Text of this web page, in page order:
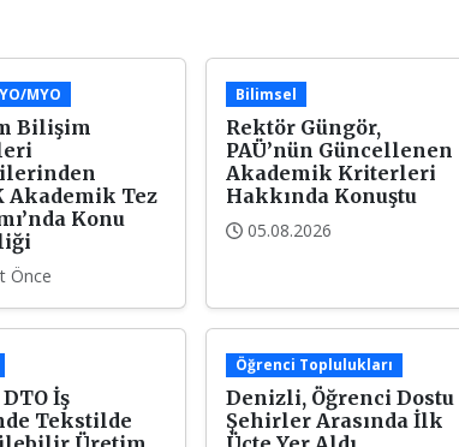
MYO
Bilişim
Akademik Tez
Konu
Önce
Bilimsel
Rektör Güngör,
PAÜ’nün Güncellenen
Akademik Kriterleri
Hakkında Konuştu
05.08.2026
İş
Tekstilde
Öğrenci Toplulukları
Denizli, Öğrenci Dostu
Şehirler Arasında İlk